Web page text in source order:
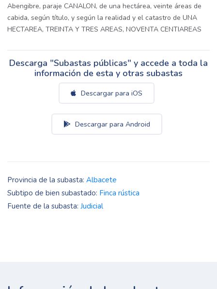
Abengibre, paraje CANALON, de una hectárea, veinte áreas de
cabida, según título, y según la realidad y el catastro de UNA
HECTAREA, TREINTA Y TRES AREAS, NOVENTA CENTIAREAS
Descarga "Subastas públicas" y accede a toda la
información de esta y otras subastas
Descargar para iOS
Descargar para Android
Provincia de la subasta: Albacete
Subtipo de bien subastado: Finca rústica
Fuente de la subasta: Judicial